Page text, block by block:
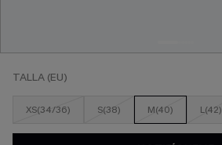
TALLA (EU)
XS(34/36) S(38) M(40) L(42)